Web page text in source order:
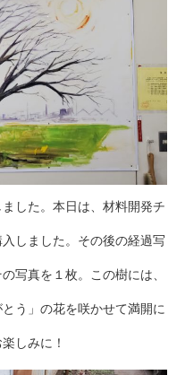
した。本日は、材料開発チ
しました。その後の経過写
写真を１枚。この樹には、
う」の花を咲かせて満開に
しみに！